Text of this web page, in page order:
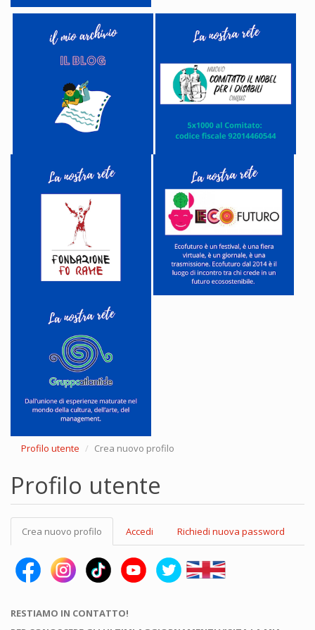
Profilo utente Crea nuovo profilo
Profilo utente
Schede
primarie
Crea nuovo profilo (scheda
attiva)
Accedi Richiedi nuova password
RESTIAMO IN CONTATTO!